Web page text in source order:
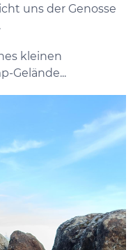
uns der Genosse
kleinen
Gelände...